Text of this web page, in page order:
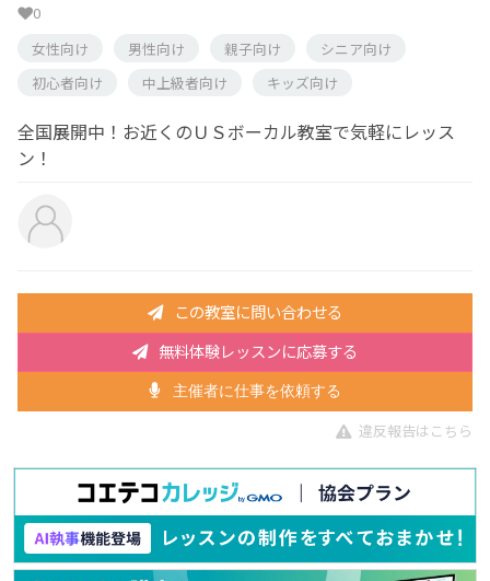
0
女性向け
男性向け 親子向け
シニア向け
初心者向け
中上級者向け キッズ向け
全国展開中！お近くのＵＳボーカル教室で気軽にレッス
ン！
この教室に問い合わせる
無料体験レッスンに応募する
主催者に仕事を依頼する
違反報告はこちら